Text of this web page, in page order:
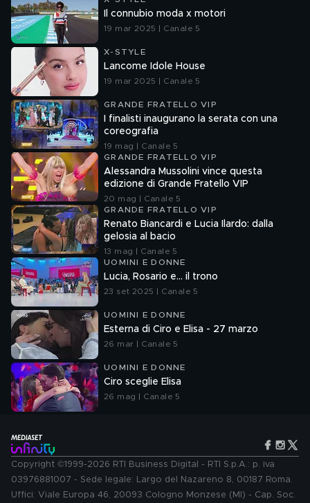
Il connubio moda x motori
19 mar 2025 | Canale 5
X-STYLE
Lancome Idole House
19 mar 2025 | Canale 5
GRANDE FRATELLO VIP
I finalisti inaugurano la serata con una
coreografia
19 mag | Canale 5
GRANDE FRATELLO VIP
Alessandra Mussolini vince questa
edizione di Grande Fratello VIP
20 mag | Canale 5
GRANDE FRATELLO VIP
Renato Biancardi e Lucia Ilardo: dalla
gelosia al bacio
13 mag | Canale 5
UOMINI E DONNE
Lucia, Rosario e... il trono
23 set 2025 | Canale 5
UOMINI E DONNE
Esterna di Ciro e Elisa - 27 marzo
26 mar | Canale 5
UOMINI E DONNE
Ciro sceglie Elisa
26 mag | Canale 5
Copyright ©1999-2026 RTI Business Digital - RTI S.p.A.: p. iva
03976881007 - Sede legale: Largo del Nazareno 8, 00187 Roma.
Uffici: Viale Europa 46, 20093 Cologno Monzese (MI) - Cap. Soc.